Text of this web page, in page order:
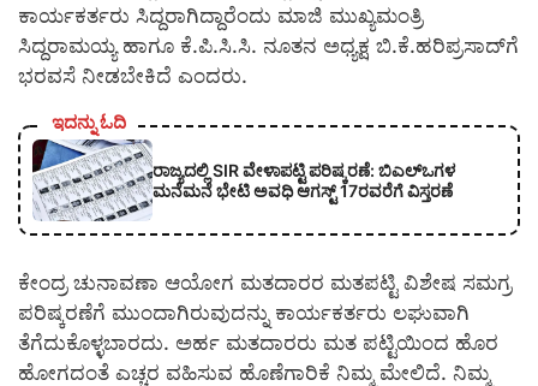
ಕಾರ್ಯಕರ್ತರು ಸಿದ್ದರಾಗಿದ್ದಾರೆಂದು ಮಾಜಿ ಮುಖ್ಯಮಂತ್ರಿ
ಸಿದ್ದರಾಮಯ್ಯ ಹಾಗೂ ಕೆ.ಪಿ.ಸಿ.ಸಿ. ನೂತನ ಅಧ್ಯಕ್ಷ ಬಿ.ಕೆ.ಹರಿಪ್ರಸಾದ್‍ಗೆ
ಭರವಸೆ ನೀಡಬೇಕಿದೆ ಎಂದರು.
ಇದನ್ನು ಓದಿ
ರಾಜ್ಯದಲ್ಲಿ SIR ವೇಳಾಪಟ್ಟಿ ಪರಿಷ್ಕರಣೆ: ಬಿಎಲ್‌ಒಗಳ
ಮನೆಮನೆ ಭೇಟಿ ಅವಧಿ ಆಗಸ್ಟ್ 17ರವರೆಗೆ ವಿಸ್ತರಣೆ
ಕೇಂದ್ರ ಚುನಾವಣಾ ಆಯೋಗ ಮತದಾರರ ಮತಪಟ್ಟಿ ವಿಶೇಷ ಸಮಗ್ರ
ಪರಿಷ್ಕರಣೆಗೆ ಮುಂದಾಗಿರುವುದನ್ನು ಕಾರ್ಯಕರ್ತರು ಲಘುವಾಗಿ
ತೆಗೆದುಕೊಳ್ಳಬಾರದು. ಅರ್ಹ ಮತದಾರರು ಮತ ಪಟ್ಟಿಯಿಂದ ಹೊರ
ಹೋಗದಂತೆ ಎಚ್ಚರ ವಹಿಸುವ ಹೊಣೆಗಾರಿಕೆ ನಿಮ್ಮ ಮೇಲಿದೆ. ನಿಮ್ಮ